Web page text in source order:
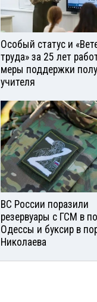
Особый статус и
труда» за 25 лет
меры поддержки
учителя
ВС России поразили
резервуары с ГСМ в
Одессы и буксир в
Николаева